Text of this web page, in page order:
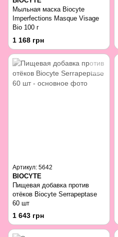
Мыльная маска Biocyte
Imperfections Masque Visage
Bio 100 г
1 168 грн
Артикул: 5642
BIOCYTE
Пищевая добавка против
отёков Biocyte Serrapeptase
60 шт
1 643 грн